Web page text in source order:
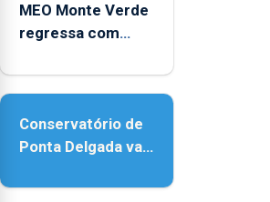
MEO Monte Verde
regressa com
acessibilidade
Conservatório de
Ponta Delgada vai
instrumentos